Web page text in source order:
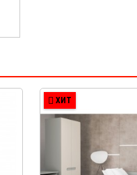
ХИТ